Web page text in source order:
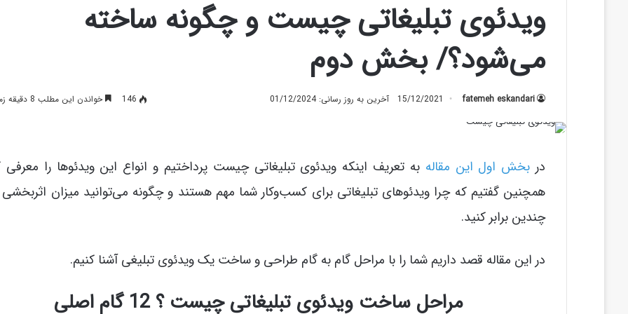
ویدئوی تبلیغاتی چیست و چگونه ساخته
می‌شود؟/ بخش دوم
fatemeh eskandari
15/12/2021 آخرین به روز رسانی: 01/12/2024 146 خواندن این مطلب 8 دقیقه زمان میبرد
در بخش اول این مقاله به تعریف اینکه ویدئوی تبلیغاتی چیست پرداختیم و انواع این ویدئوها را معرفی
همچنین گفتیم که چرا ویدئوهای تبلیغاتی برای کسب‌وکار شما مهم هستند و چگونه می‌توانید میزان اثربخشی
چندین برابر کنید.
در این مقاله قصد داریم شما را با مراحل گام به گام طراحی و ساخت یک ویدئوی تبلیغی آشنا کنیم.
مراحل ساخت ویدئوی تبلیغاتی چیست ؟ 12 گام اصلی